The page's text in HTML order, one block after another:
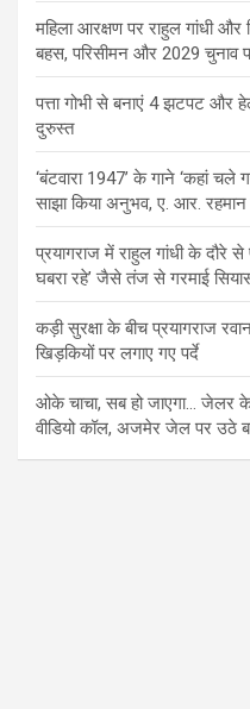
महिला आरक्षण पर राहुल गांधी
बहस, परिसीमन और 2029 चुनाव
पत्ता गोभी से बनाएं 4 झटपट और
दुरुस्त
‘बंटवारा 1947’ के गाने ‘कहां चले
साझा किया अनुभव, ए. आर.
प्रयागराज में राहुल गांधी के दौरे
घबरा रहे’ जैसे तंज से गरमाई
कड़ी सुरक्षा के बीच प्रयागराज
खिड़कियों पर लगाए गए पर्दे
ओके चाचा, सब हो जाएगा… जेलर
वीडियो कॉल, अजमेर जेल पर उठे